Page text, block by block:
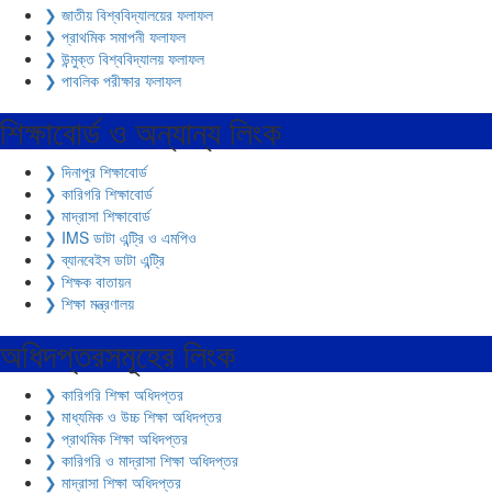
❯ জাতীয় বিশ্ববিদ্যালয়ের ফলাফল
❯ প্রাথমিক সমাপনী ফলাফল
❯ উন্মুক্ত বিশ্ববিদ্যালয় ফলাফল
❯ পাবলিক পরীক্ষার ফলাফল
শিক্ষাবোর্ড ও অন্যান্য লিংক
❯ দিনাপুর শিক্ষাবোর্ড
❯ কারিগরি শিক্ষাবোর্ড
❯ মাদ্রাসা শিক্ষাবোর্ড
❯ IMS ডাটা এন্ট্রি ও এমপিও
❯ ব্যানবেইস ডাটা এন্ট্রি
❯ শিক্ষক বাতায়ন
❯ শিক্ষা মন্ত্রণালয়
অধিদপ্তরসমূহের লিংক
❯ কারিগরি শিক্ষা অধিদপ্তর
❯ মাধ্যমিক ও উচ্চ শিক্ষা অধিদপ্তর
❯ প্রাথমিক শিক্ষা অধিদপ্তর
❯ কারিগরি ও মাদ্রাসা শিক্ষা অধিদপ্তর
❯ মাদ্রাসা শিক্ষা অধিদপ্তর